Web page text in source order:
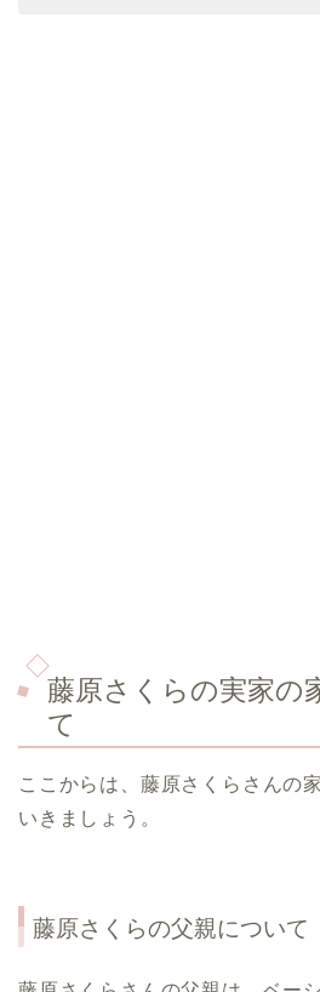
藤原さくらの実家の
て
ここからは、藤原さくらさんの
いきましょう。
藤原さくらの父親について